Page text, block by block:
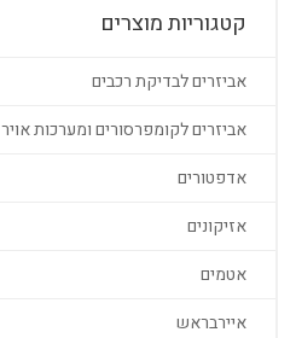
קטגוריות מוצרים
אביזרים לבדיקת רכבים
אביזרים לקומפרסורים ומערכות אויר
אדפטורים
אזיקונים
אטמים
איירבראש